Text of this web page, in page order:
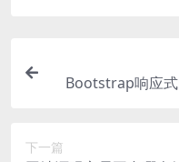
Bootstrap响应式
下一篇